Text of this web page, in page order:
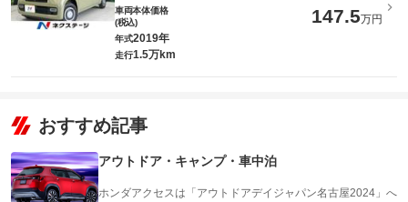
車両本体価格
(税込)
147.5万円
年式2019年
走行1.5万km
おすすめ記事
アウトドア・キャンプ・車中泊
ホンダアクセスは「アウトドアデイジャパン名古屋2024」へ